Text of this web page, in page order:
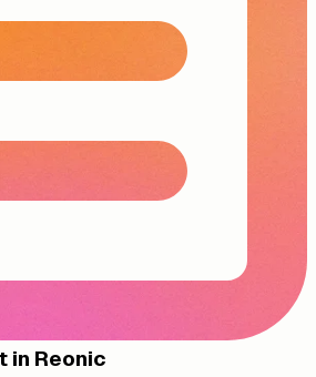
in Reonic